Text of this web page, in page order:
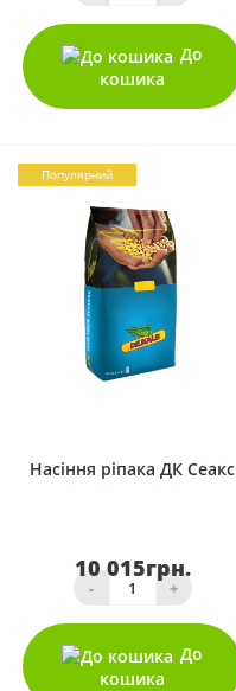
До
кошика
Популярний
Насіння ріпака ДК Сеакс
10 015грн.
- +
До
кошика